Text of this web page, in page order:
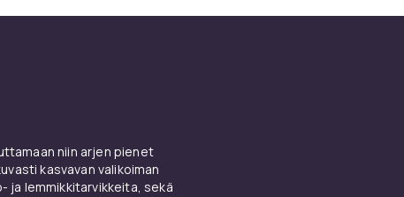
niin arjen pienet
kasvavan valikoiman
lemmikkitarvikkeita, sekä